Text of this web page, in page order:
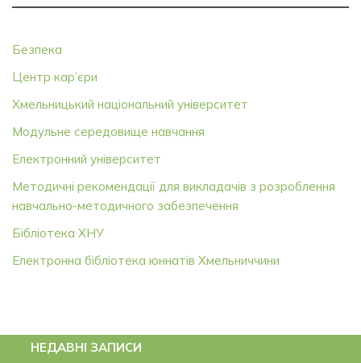
Безпека
Центр кар’єри
Хмельницький національний університет
Модульне середовище навчання
Електронний університет
Методичні рекомендації для викладачів з розроблення
навчально-методичного забезпечення
Бібліотека ХНУ
Електронна бібліотека юннатів Хмельниччини
НЕДАВНІ ЗАПИСИ